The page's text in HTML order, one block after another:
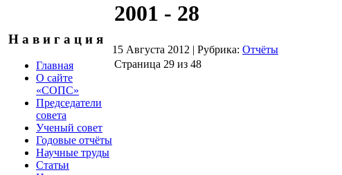
Н а в и г а ц и я
Главная
О сайте
«СОПС»
Председатели
совета
Ученый совет
Годовые отчёты
Научные труды
Статьи
2001 - 28
15 Августа 2012 | Рубрика: Отчёты
Страница 29 из 48